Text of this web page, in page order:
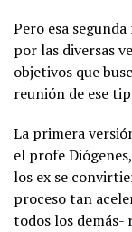
Pero esa
por las diversas
objetivos que
reunión de ese
La primera
el profe
los ex se
proceso tan
todos los demás-